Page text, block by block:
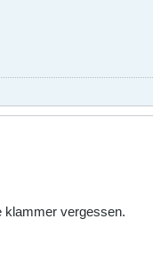
klammer vergessen.